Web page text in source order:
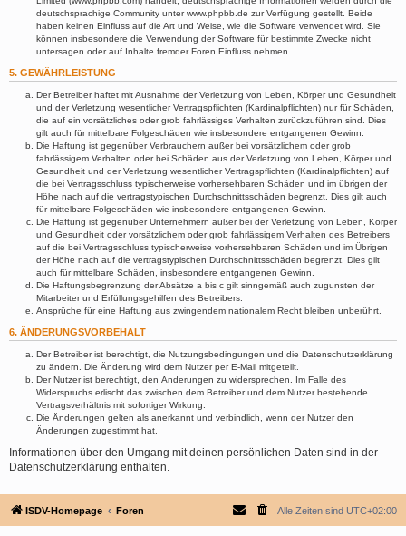
deutschsprachige Community unter www.phpbb.de zur Verfügung gestellt. Beide
haben keinen Einfluss auf die Art und Weise, wie die Software verwendet wird. Sie
können insbesondere die Verwendung der Software für bestimmte Zwecke nicht
untersagen oder auf Inhalte fremder Foren Einfluss nehmen.
5. GEWÄHRLEISTUNG
Der Betreiber haftet mit Ausnahme der Verletzung von Leben, Körper und Gesundheit
und der Verletzung wesentlicher Vertragspflichten (Kardinalpflichten) nur für Schäden,
die auf ein vorsätzliches oder grob fahrlässiges Verhalten zurückzuführen sind. Dies
gilt auch für mittelbare Folgeschäden wie insbesondere entgangenen Gewinn.
Die Haftung ist gegenüber Verbrauchern außer bei vorsätzlichem oder grob
fahrlässigem Verhalten oder bei Schäden aus der Verletzung von Leben, Körper und
Gesundheit und der Verletzung wesentlicher Vertragspflichten (Kardinalpflichten) auf
die bei Vertragsschluss typischerweise vorhersehbaren Schäden und im übrigen der
Höhe nach auf die vertragstypischen Durchschnittsschäden begrenzt. Dies gilt auch
für mittelbare Folgeschäden wie insbesondere entgangenen Gewinn.
Die Haftung ist gegenüber Unternehmern außer bei der Verletzung von Leben, Körper
und Gesundheit oder vorsätzlichem oder grob fahrlässigem Verhalten des Betreibers
auf die bei Vertragsschluss typischerweise vorhersehbaren Schäden und im Übrigen
der Höhe nach auf die vertragstypischen Durchschnittsschäden begrenzt. Dies gilt
auch für mittelbare Schäden, insbesondere entgangenen Gewinn.
Die Haftungsbegrenzung der Absätze a bis c gilt sinngemäß auch zugunsten der
Mitarbeiter und Erfüllungsgehilfen des Betreibers.
Ansprüche für eine Haftung aus zwingendem nationalem Recht bleiben unberührt.
6. ÄNDERUNGSVORBEHALT
Der Betreiber ist berechtigt, die Nutzungsbedingungen und die Datenschutzerklärung
zu ändern. Die Änderung wird dem Nutzer per E-Mail mitgeteilt.
Der Nutzer ist berechtigt, den Änderungen zu widersprechen. Im Falle des
Widerspruchs erlischt das zwischen dem Betreiber und dem Nutzer bestehende
Vertragsverhältnis mit sofortiger Wirkung.
Die Änderungen gelten als anerkannt und verbindlich, wenn der Nutzer den
Änderungen zugestimmt hat.
Informationen über den Umgang mit deinen persönlichen Daten sind in der
Datenschutzerklärung enthalten.
ISDV-Homepage Foren Alle Zeiten sind UTC+02:00